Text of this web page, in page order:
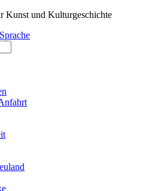
Kunst und Kulturgeschichte